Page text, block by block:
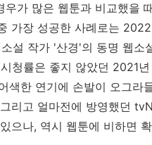
가 많은 웹툰과 비교했을
가장 성공한 사례로는
설 작가 '산경'의 동명 웹
시청률은 좋지 않았던 2021
색한 연기에 손발이 오그라
리고 얼마전에 방영했던
으나, 역시 웹툰에 비하면